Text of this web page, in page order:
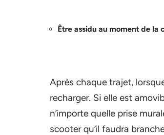
Être assidu au moment de la
Après chaque trajet,
recharger. Si elle est
n’importe quelle prise
scooter qu’il faudra